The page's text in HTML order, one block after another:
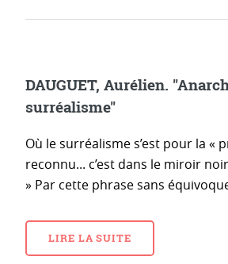
DAUGUET, Aurélien.
surréalisme"
Où le surréalisme s’est pour la «
reconnu... c’est dans le miroir
» Par cette phrase sans
LIRE LA SUITE